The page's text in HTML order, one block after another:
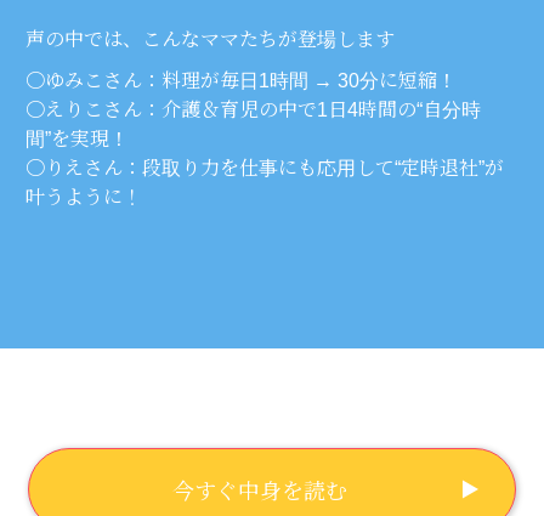
声の中では、こんなママたちが登場します
〇ゆみこさん：料理が毎日1時間 → 30分に短縮！
〇えりこさん：介護＆育児の中で1日4時間の“自分時
間”を実現！
〇りえさん：段取り力を仕事にも応用して“定時退社”が
叶うように！
今すぐ中身を読む